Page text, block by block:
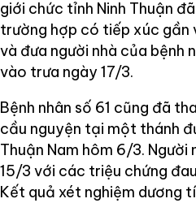
giới chức tỉnh Ninh Thuận
trường hợp có tiếp xúc gần
và đưa người nhà của bệnh
vào trưa ngày 17/3.
Bệnh nhân số 61 cũng đã
cầu nguyện tại một thánh
Thuận Nam hôm 6/3. Người
15/3 với các triệu chứng
Kết quả xét nghiệm dương